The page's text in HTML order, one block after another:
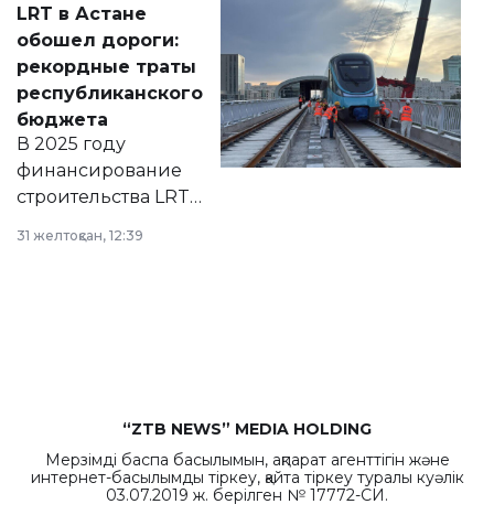
документ
появился в базе
нормативных
правовых актов и
на сайте маслихат
города.
LRT в Астане
обошел дороги:
рекордные траты
республиканского
бюджета
В 2025 году
финансирование
строительства LRT
республиканского
31 желтоқсан, 12:39
“ZTB NEWS” MEDIA HOLDING
Мерзімді баспа басылымын, ақпарат агенттігін және
интернет-басылымды тіркеу, қайта тіркеу туралы куәлік
03.07.2019 ж. берілген № 17772-СИ.